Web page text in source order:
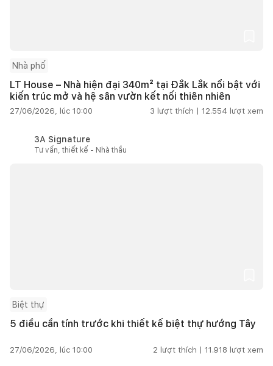
Nhà phố
LT House – Nhà hiện đại 340m² tại Đắk Lắk nổi bật với
kiến trúc mở và hệ sân vườn kết nối thiên nhiên
27/06/2026, lúc 10:00 3 lượt thích | 12.554 lượt xem
3A Signature
Tư vấn, thiết kế - Nhà thầu
Biệt thự
5 điều cần tính trước khi thiết kế biệt thự hướng Tây
27/06/2026, lúc 10:00 2 lượt thích | 11.918 lượt xem